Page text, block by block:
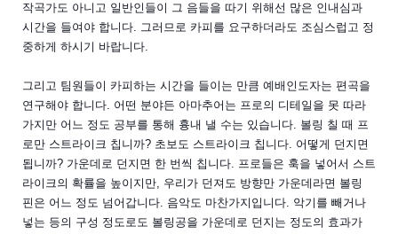
작곡가도 아니고 일반인들이 그 음들을 따기 위해선 많은 인내심과
시간을 들여야 합니다. 그러므로 카피를 요구하더라도 조심스럽고 정
중하게 하시기 바랍니다.
그리고 팀원들이 카피하는 시간을 들이는 만큼 예배인도자는 편곡을
연구해야 합니다. 어떤 분야든 아마추어는 프로의 디테일을 못 따라
가지만 어느 정도 공부를 통해 흉내 낼 수는 있습니다. 볼링 칠 때 프
로만 스트라이크 칩니까? 초보도 스트라이크 칩니다. 어떻게 던지면
됩니까? 가운데로 던지면 한 번씩 칩니다. 프로들은 훅을 넣어서 스트
라이크의 확률을 높이지만, 우리가 던져도 방향만 가운데라면 볼링
핀은 어느 정도 넘어갑니다. 음악도 마찬가지입니다. 악기를 빼거나
넣는 등의 구성 정도로도 볼링공을 가운데로 던지는 정도의 효과가